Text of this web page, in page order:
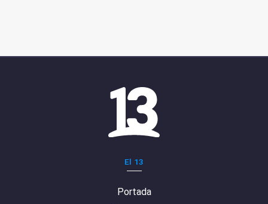
El 13
Portada